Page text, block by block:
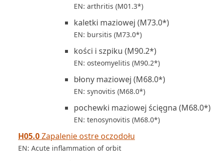
EN: arthritis (M01.3*)
kaletki maziowej (M73.0*)
EN: bursitis (M73.0*)
kości i szpiku (M90.2*)
EN: osteomyelitis (M90.2*)
błony maziowej (M68.0*)
EN: synovitis (M68.0*)
pochewki maziowej ścięgna (M68.0*)
EN: tenosynovitis (M68.0*)
H05.0Zapalenie ostre oczodołu
EN: Acute inflammation of orbit